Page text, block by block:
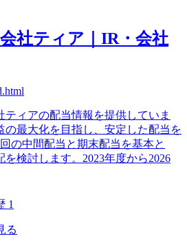
社ティア｜IR・会社
ティアの配当情報を提供していま
の最大化を目指し、安定した配当を
の中間配当と期末配当を基本と
を検討します。2023年度から2026
1
る